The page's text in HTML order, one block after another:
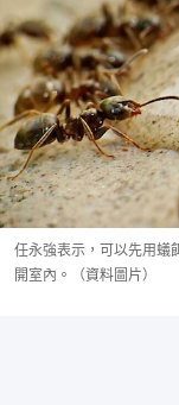
任永強表示，可以先用蟻
開室內。（資料圖片）